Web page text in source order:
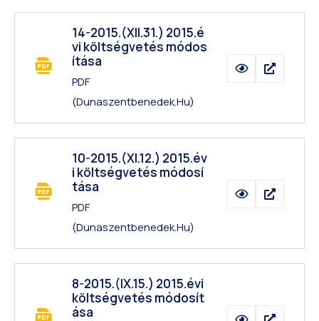
14-2015.(XII.31.) 2015.é
vi költségvetés módos
ítása
PDF
(dunaszentbenedek.hu)
10-2015.(XI.12.) 2015.év
i költségvetés módosí
tása
PDF
(dunaszentbenedek.hu)
8-2015.(IX.15.) 2015.évi
költségvetés módosít
ása